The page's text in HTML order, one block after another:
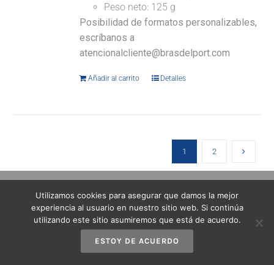
Peso neto: 125 g
Posibilidad de formatos personalizables,
escríbanos a
atencionalcliente@brasdelport.com
Añadir al carrito Detalles
1 2
Utilizamos cookies para asegurar que damos la mejor
experiencia al usuario en nuestro sitio web. Si continúa
utilizando este sitio asumiremos que está de acuerdo.
ESTOY DE ACUERDO